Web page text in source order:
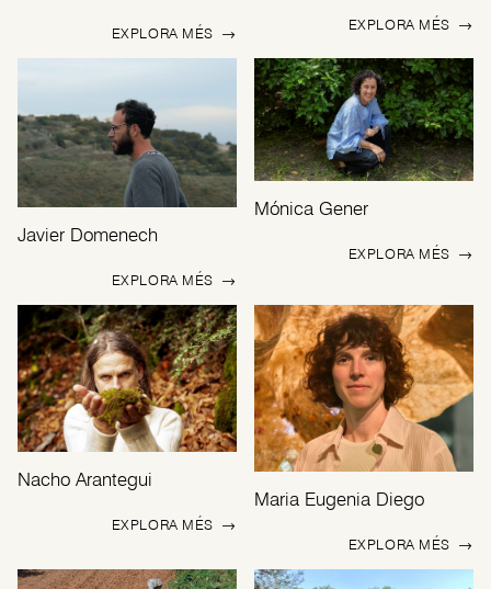
EXPLORA MÉS → EXPLORA MÉS →
Javier Domenech
EXPLORA MÉS →
Mónica Gener
EXPLORA MÉS →
Nacho Arantegui
EXPLORA MÉS →
Maria Eugenia Diego
EXPLORA MÉS →